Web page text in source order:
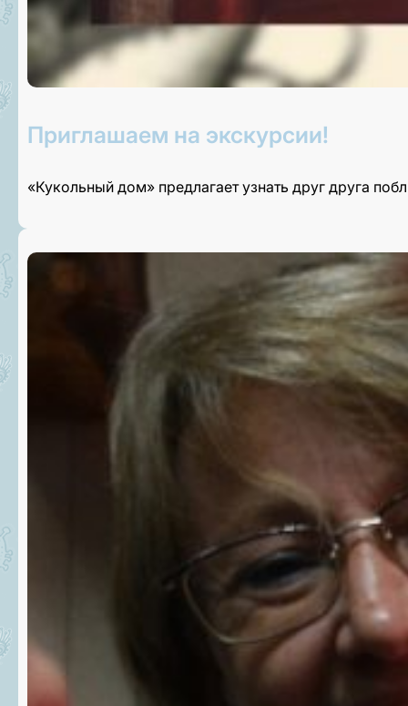
Приглашаем на экскурсии!
«Кукольный дом» предлагает узнать друг друга